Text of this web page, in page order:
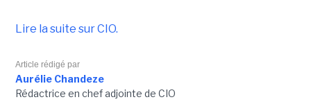
Lire la suite sur CIO.
Article rédigé par
Aurélie Chandeze
Rédactrice en chef adjointe de CIO